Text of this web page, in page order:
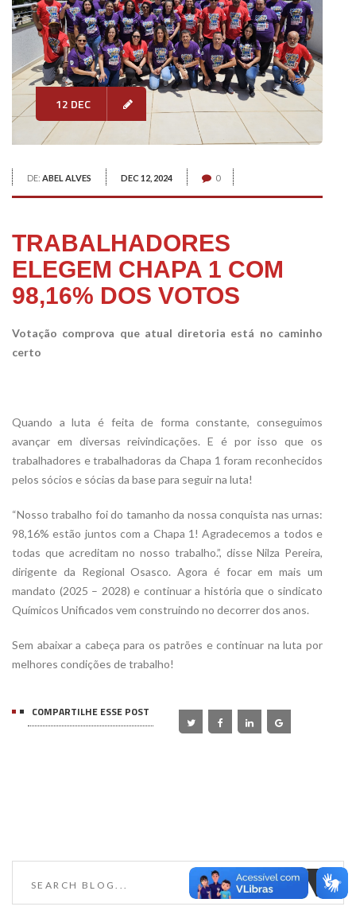
12 DEC
DE: ABEL ALVES DEC 12, 2024 0
TRABALHADORES
ELEGEM CHAPA 1 COM
98,16% DOS VOTOS
Votação comprova que atual diretoria está no caminho
certo
Quando a luta é feita de forma constante, conseguimos
avançar em diversas reivindicações. E é por isso que os
trabalhadores e trabalhadoras da Chapa 1 foram reconhecidos
pelos sócios e sócias da base para seguir na luta!
“Nosso trabalho foi do tamanho da nossa conquista nas urnas:
98,16% estão juntos com a Chapa 1! Agradecemos a todos e
todas que acreditam no nosso trabalho.”, disse Nilza Pereira,
dirigente da Regional Osasco. Agora é focar em mais um
mandato (2025 – 2028) e continuar a história que o sindicato
Químicos Unificados vem construindo no decorrer dos anos.
Sem abaixar a cabeça para os patrões e continuar na luta por
melhores condições de trabalho!
COMPARTILHE ESSE POST